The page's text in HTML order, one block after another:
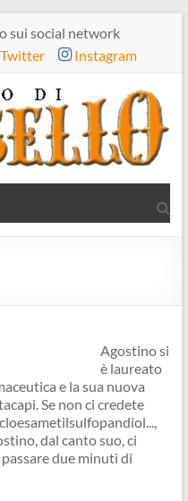
sui social network
Twitter Instagram
Agostino si
è laureato
e la sua nuova
Se non ci credete
dal canto suo, ci
due minuti di